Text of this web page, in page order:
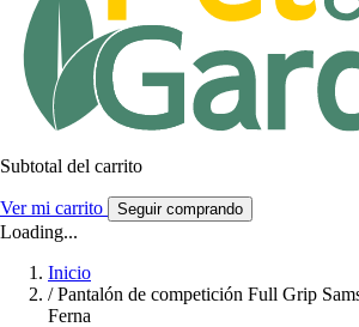
Subtotal del carrito
Ver mi carrito Seguir comprando
Loading...
Inicio
/ Pantalón de competición Full Grip
Ferna